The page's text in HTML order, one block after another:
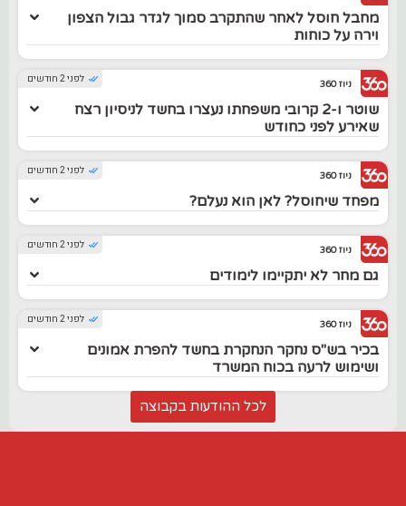
מחבל חוסל לאחר שהתקרב סמוך לגדר גבול הצפון
וירה על כוחות
לפני 2 חודשים ניוז 360
שוטר ו-2 קרובי משפחתו נעצרו בחשד לניסיון רצח
שאירע לפני כחודש
לפני 2 חודשים ניוז 360
מפחד שיחוסל? לאן הוא נעלם?
לפני 2 חודשים ניוז 360
גם מחר לא יתקיימו לימודים
לפני 2 חודשים ניוז 360
בכיר בש"ס נחקר הנחקרת בחשד להפרת אמונים
ושימוש לרעה בכוח המשרד
לכל ההודעות בקבוצה